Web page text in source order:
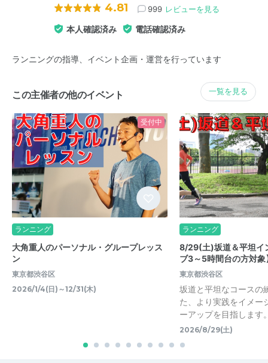
4.81 999 レビューを見る
本人確認済み 電話確認済み
ランニングの指導、イベント企画・運営を行っています
この主催者の他のイベント 一覧を見る
受付中
ランニング
大角重人のパーソナル・グループレッス
ン
東京都渋谷区
2026/1/4(日)～12/31(木)
ランニング
8/29(土)坂道＆平坦イ
ブ3～5時間台の方対象
東京都渋谷区
坂道と平坦なコースの
た、より実践をイメー
ーアップを目指しま
2026/8/29(土)